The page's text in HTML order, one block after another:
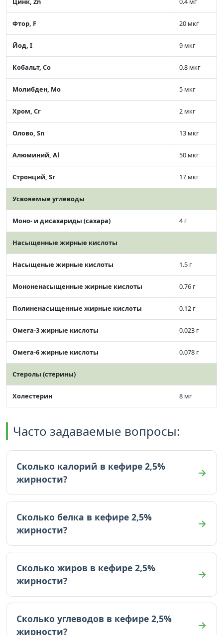
Фтор, F 20 мкг
Йод, I 9 мкг
Кобальт, Co 0.8 мкг
Молибден, Mo 5 мкг
Хром, Cr 2 мкг
Олово, Sn 13 мкг
Алюминий, Al 50 мкг
Стронций, Sr 17 мкг
Усвояемые углеводы
Моно- и дисахариды (сахара) 4 г
Насыщенные жирные кислоты
Насыщеные жирные кислоты 1.5 г
Мононенасыщенные жирные кислоты 0.76 г
Полиненасыщенные жирные кислоты 0.12 г
Омега-3 жирные кислоты 0.023 г
Омега-6 жирные кислоты 0.078 г
Стеролы (стерины)
Холестерин 8 мг
Часто задаваемые вопросы:
Сколько калорий в кефире 2,5%
жирности?
В кефире 2,5% жирности 53 ккал (на 100г).
Сколько белка в кефире 2,5%
жирности?
В кефире 2,5% жирности 2.9 граммов белка (на
100г).
Сколько жиров в кефире 2,5%
жирности?
В кефире 2,5% жирности 2.5 граммов жиров (на
100г).
Сколько углеводов в кефире 2,5%
жирности?